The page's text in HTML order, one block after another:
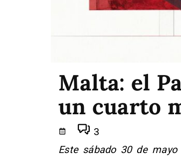
Malta: el
un cuarto
3
Este sábado 30 de